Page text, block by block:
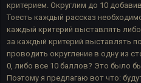
критерием. Округлим до 10
Тоесть каждый рассказ
каждый критерий выставлять
за каждый критерий выставлять
проводить округление в одну из
0, либо все 10 баллов? Это было
Поэтому я предлагаю вот что: